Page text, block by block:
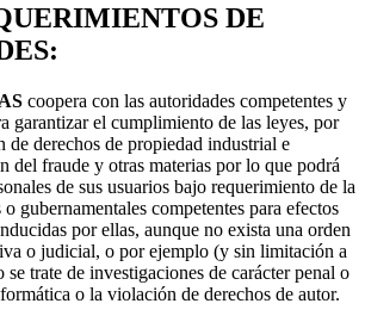
DE
coopera con las autoridades competentes y
garantizar el cumplimiento de las leyes, por
de derechos de propiedad industrial e
del fraude y otras materias por lo que podrá
de sus usuarios bajo requerimiento de la
gubernamentales competentes para efectos
por ellas, aunque no exista una orden
o judicial, o por ejemplo (y sin limitación a
se trate de investigaciones de carácter penal o
o la violación de derechos de autor.